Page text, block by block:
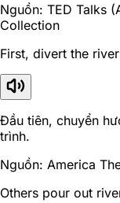
Nguồn: TED Talks
Collection
First, divert the
Đầu tiên, chuyển
trình.
Nguồn: America
Others pour out